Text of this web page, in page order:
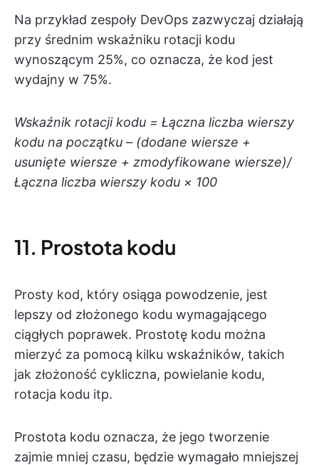
Na przykład zespoły DevOps zazwyczaj działają
przy średnim wskaźniku rotacji kodu
wynoszącym 25%, co oznacza, że kod jest
wydajny w 75%.
Wskaźnik rotacji kodu = Łączna liczba wierszy
kodu na początku – (dodane wiersze +
usunięte wiersze + zmodyfikowane wiersze)/
Łączna liczba wierszy kodu × 100
11. Prostota kodu
Prosty kod, który osiąga powodzenie, jest
lepszy od złożonego kodu wymagającego
ciągłych poprawek. Prostotę kodu można
mierzyć za pomocą kilku wskaźników, takich
jak złożoność cykliczna, powielanie kodu,
rotacja kodu itp.
Prostota kodu oznacza, że jego tworzenie
zajmie mniej czasu, będzie wymagało mniejszej